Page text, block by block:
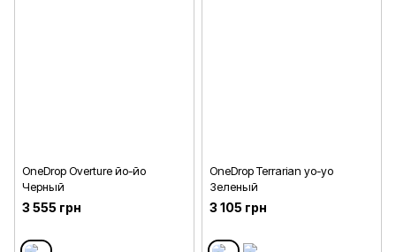
OneDrop Overture йо-йо
Черный
3 555 грн
OneDrop Terrarian yo-yo
Зеленый
3 105 грн